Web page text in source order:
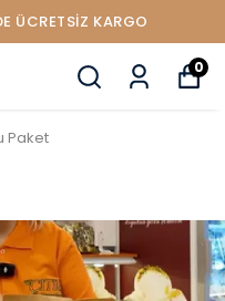
ÜCRETSİZ KARGO
0
Paket